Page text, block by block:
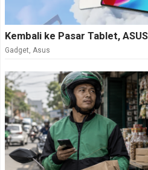
Kembali ke Pasar Tablet,
Gadget, Asus